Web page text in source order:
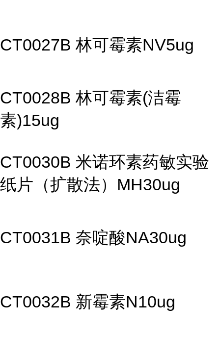
CT0027B 林可霉素NV5ug
CT0028B 林可霉素(洁霉
素)15ug
CT0030B 米诺环素药敏实验
纸片（扩散法）MH30ug
CT0031B 奈啶酸NA30ug
CT0032B 新霉素N10ug